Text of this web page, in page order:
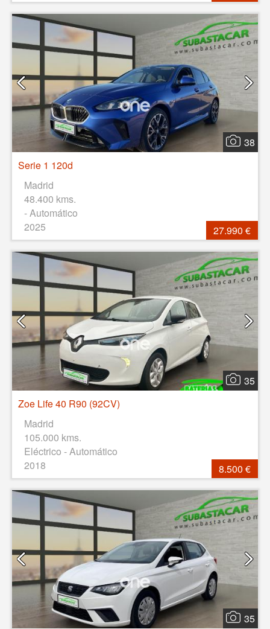
38
Serie 1 120d
Madrid
48.400 kms.
- Automático
2025
27.990 €
35
Zoe Life 40 R90 (92CV)
Madrid
105.000 kms.
Eléctrico - Automático
2018
8.500 €
35